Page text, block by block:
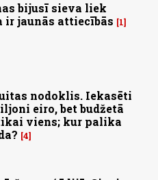
bijusī sieva liek
ir jaunās attiecībās
1
nodoklis. Iekasēti
eiro, bet budžetā
viens; kur palika
4